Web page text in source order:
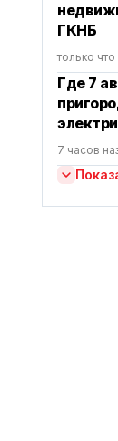
ГКНБ
только что
Где 7
7 часов